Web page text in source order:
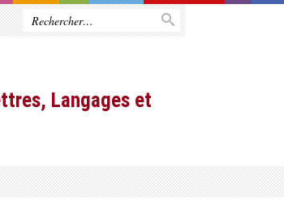
Langages et